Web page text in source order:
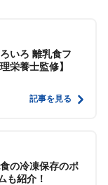
いろ 離乳食フ
栄養士監修】
記事を見る
の冷凍保存のポ
も紹介！